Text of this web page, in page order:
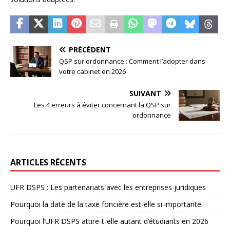
PRÉCÉDENT
QSP sur ordonnance : Comment l’adopter dans
votre cabinet en 2026
SUIVANT
Les 4 erreurs à éviter concernant la QSP sur
ordonnance
ARTICLES RÉCENTS
UFR DSPS : Les partenariats avec les entreprises juridiques
Pourquoi la date de la taxe foncière est-elle si importante
Pourquoi l’UFR DSPS attire-t-elle autant d’étudiants en 2026